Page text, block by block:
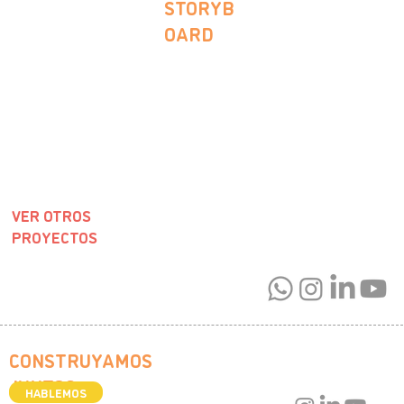
STORYB
OARD
VER OTROS
PROYECTOS
CONSTRUYAMOS
JUNTOS >
HABLEMOS